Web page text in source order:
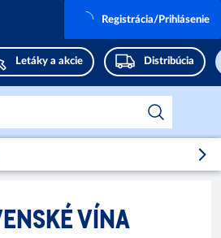
Letáky a akcie Distribúcia
Registrácia/Prihlásenie
VÍNA